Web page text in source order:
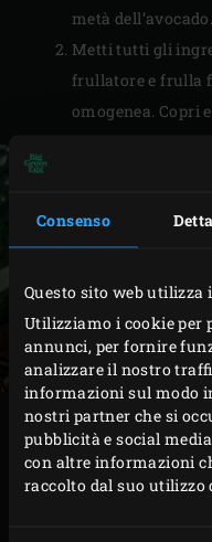
Consenso
Questo sito web utilizza
Utilizziamo i cookie per
annunci, per fornire
analizzare il nostro
informazioni sul modo
nostri partner che si
pubblicità e social
con altre informazioni
raccolto dal suo utilizzo
metà dell’avocado.
Metti tutti gli
frullatore e frulla
omogenea. Copri
Accendi ilcarbone